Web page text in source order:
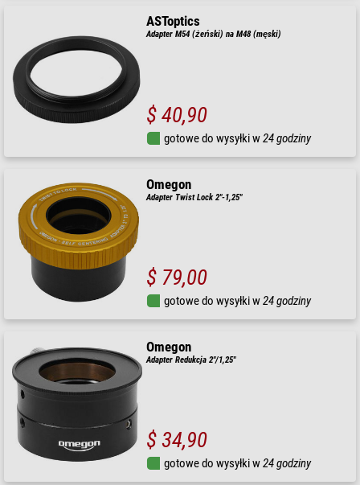
ASToptics
Adapter M54 (żeński) na M48 (męski)
$ 40,90
gotowe do wysyłki w24 godziny
Omegon
Adapter Twist Lock 2"-1,25"
$ 79,00
gotowe do wysyłki w24 godziny
Omegon
Adapter Redukcja 2"/1,25"
$ 34,90
gotowe do wysyłki w24 godziny